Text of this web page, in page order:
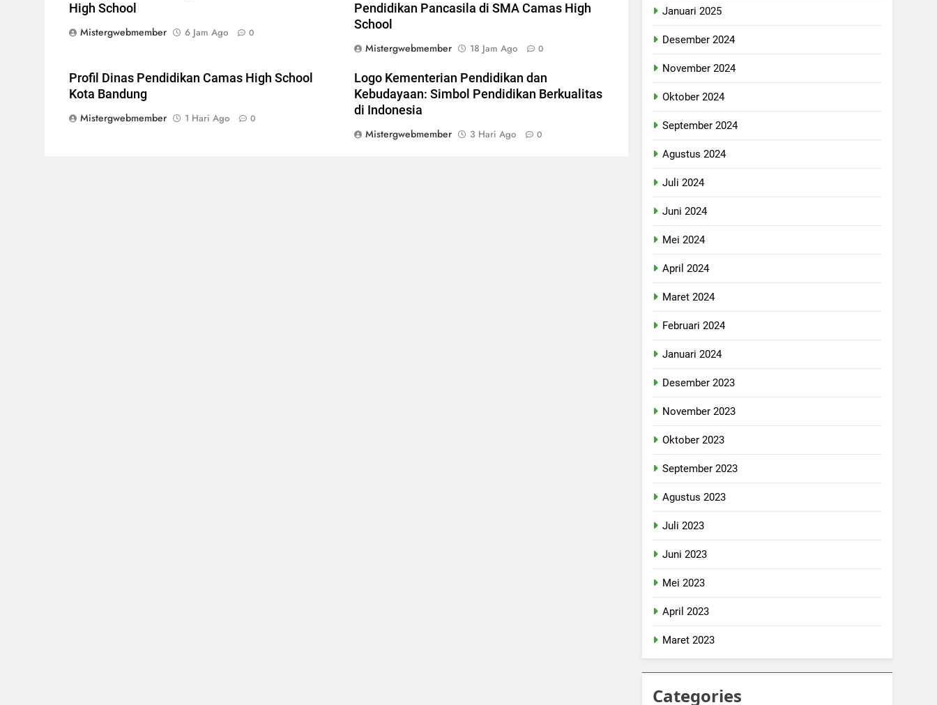
High School
Mistergwebmember
6 Jam Ago 0
Pendidikan Pancasila di SMA Camas High
School
Mistergwebmember
18 Jam Ago 0
Profil Dinas Pendidikan Camas High School
Kota Bandung
Mistergwebmember
1 Hari Ago 0
Logo Kementerian Pendidikan dan
Kebudayaan: Simbol Pendidikan Berkualitas
di Indonesia
Mistergwebmember
3 Hari Ago 0
Januari 2025
Desember 2024
November 2024
Oktober 2024
September 2024
Agustus 2024
Juli 2024
Juni 2024
Mei 2024
April 2024
Maret 2024
Februari 2024
Januari 2024
Desember 2023
November 2023
Oktober 2023
September 2023
Agustus 2023
Juli 2023
Juni 2023
Mei 2023
April 2023
Maret 2023
Categories